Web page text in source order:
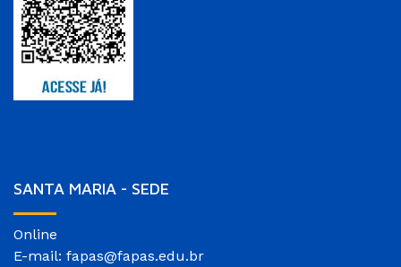
SANTA MARIA - SEDE
Online
E-mail: fapas@fapas.edu.br